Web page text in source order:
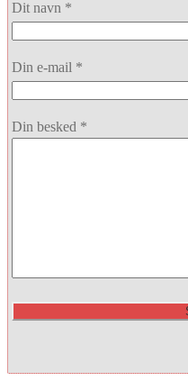
Dit navn *
Din e-mail *
Din besked *